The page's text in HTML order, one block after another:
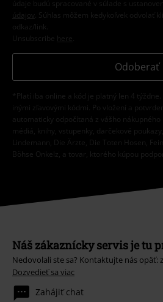
údaje budú spracované v súlade s
údajov
. Súhlas môžem kedykoľvek odvolať
odkaz/link.
Unsubscribe here
Odoberať
*Platí iba online a kód je platný len 4 týždne.
inými zľavovými kódmi. Po vložení a
automaticky odpočítaná z vášho nákupného
médiá, knihy, vstupenky, darčekové
Lindemann, Die Ärzte, Die Toten Hosen,
Böhse Onkelz, a tovar, ktorého kúpou
Náš zákaznícky servis je tu
Nedovolali ste sa? Kontaktujte nás opäť:
Dozvedieť sa viac
Zahájiť chat